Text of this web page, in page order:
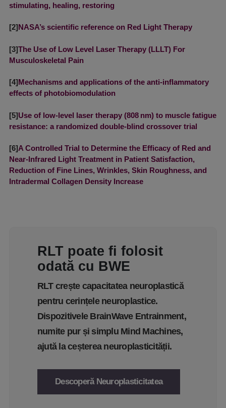
stimulating, healing, restoring
[2]NASA’s scientific reference on Red Light Therapy
[3]The Use of Low Level Laser Therapy (LLLT) For
Musculoskeletal Pain
[4]Mechanisms and applications of the anti-inflammatory
effects of photobiomodulation
[5]Use of low-level laser therapy (808 nm) to muscle fatigue
resistance: a randomized double-blind crossover trial
[6]A Controlled Trial to Determine the Efficacy of Red and
Near-Infrared Light Treatment in Patient Satisfaction,
Reduction of Fine Lines, Wrinkles, Skin Roughness, and
Intradermal Collagen Density Increase
RLT poate fi folosit
odată cu BWE
RLT crește capacitatea neuroplastică
pentru cerințele neuroplastice.
Dispozitivele BrainWave Entrainment,
numite pur și simplu Mind Machines,
ajută la ceșterea neuroplasticității.
Descoperă Neuroplasticitatea